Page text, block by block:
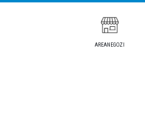
AREANEGOZI